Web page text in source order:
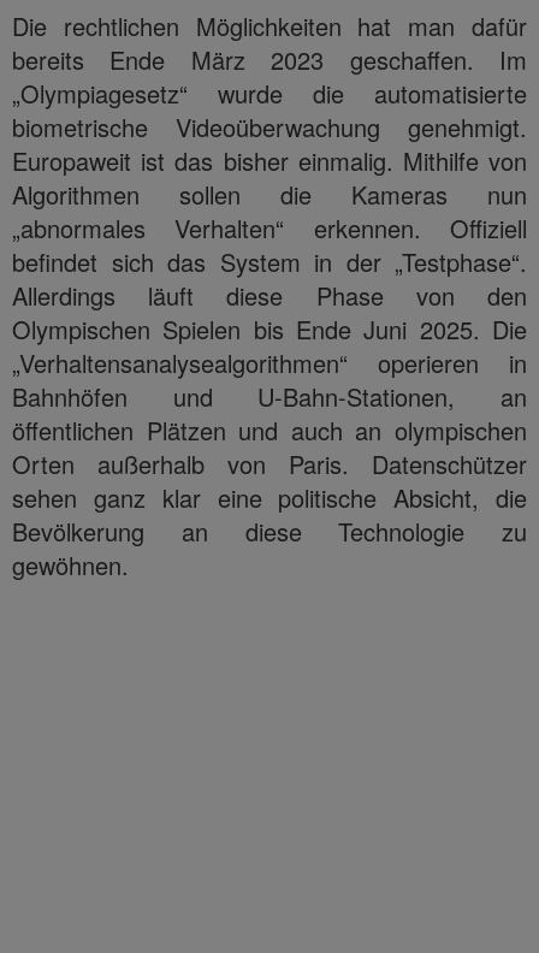
Die rechtlichen Möglichkeiten hat man dafür
bereits Ende März 2023 geschaffen. Im
„Olympiagesetz“ wurde die automatisierte
biometrische Videoüberwachung genehmigt.
Europaweit ist das bisher einmalig. Mithilfe von
Algorithmen sollen die Kameras nun
„abnormales Verhalten“ erkennen. Offiziell
befindet sich das System in der „Testphase“.
Allerdings läuft diese Phase von den
Olympischen Spielen bis Ende Juni 2025. Die
„Verhaltensanalysealgorithmen“ operieren in
Bahnhöfen und U-Bahn-Stationen, an
öffentlichen Plätzen und auch an olympischen
Orten außerhalb von Paris. Datenschützer
sehen ganz klar eine politische Absicht, die
Bevölkerung an diese Technologie zu
gewöhnen.